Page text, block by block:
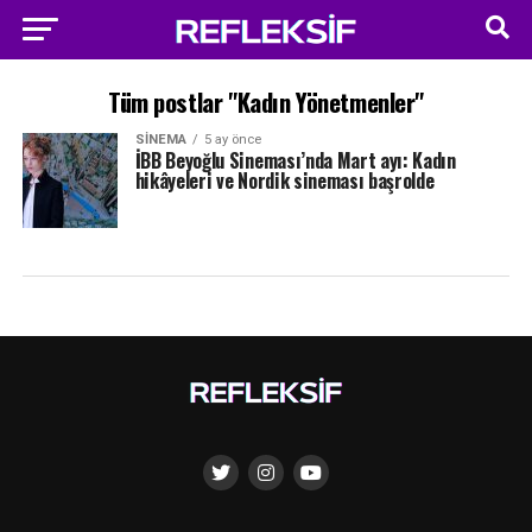
Tüm postlar "Kadın Yönetmenler"
SINEMA 5 ay önce
İBB Beyoğlu Sineması’nda Mart ayı: Kadın
hikâyeleri ve Nordik sineması başrolde